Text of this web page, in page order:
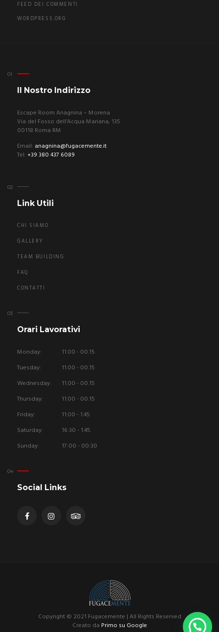
FEED DEI COMMENTI
WORDPRESS.ORG
Il Nostro Indirizzo
Escape Room Anagnina – Morena
Via del Fosso dell’Acqua Mariana, 135
00118 Roma RM
Email: anagnina@fugacemente.it
Tel: +39 380 437 6089
Link Utili
CHI SIAMO
GALLERY
TEAM BUILDING
FAQ
CONTATTI
Orari Lavorativi
Monday:
11.00 - 00.15
Tuesday:
11.00 - 00.15
Wednesday:
11.00 - 00.15
Thursday:
11.00 - 00.15
Friday:
11.00 - 1.45
Saturday:
16:30 - 1.45
Sunday:
17:00 - 00:30
Social Links
Copyright © 2021 Fugacemente | All Rights Reserved
Creato da Primo su Google